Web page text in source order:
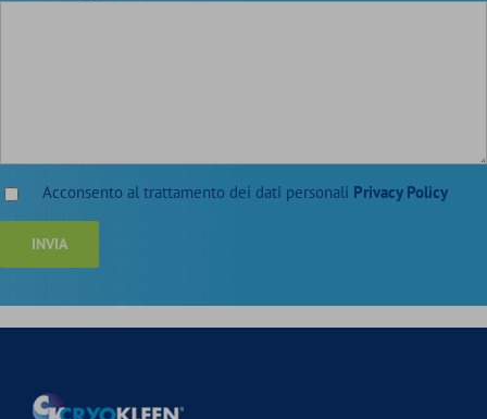
Acconsento al trattamento dei dati personali Privacy Policy